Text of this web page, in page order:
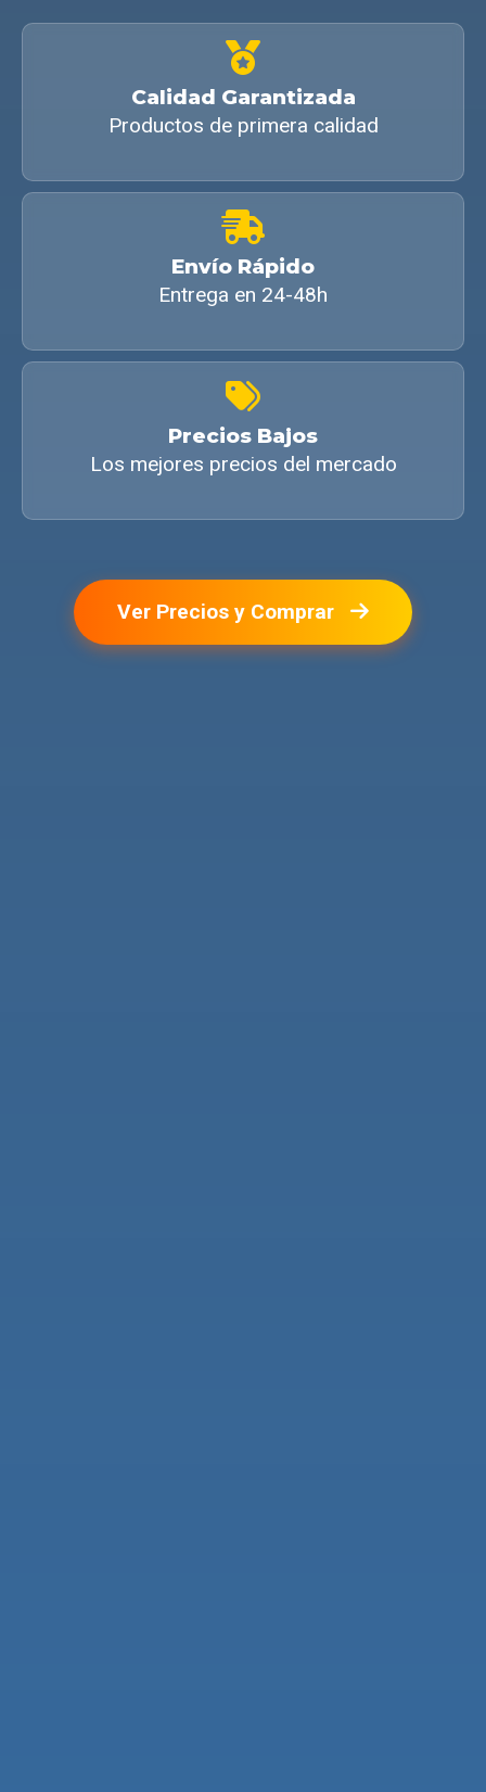
Calidad Garantizada
Productos de primera calidad
Envío Rápido
Entrega en 24-48h
Precios Bajos
Los mejores precios del mercado
Ver Precios y Comprar